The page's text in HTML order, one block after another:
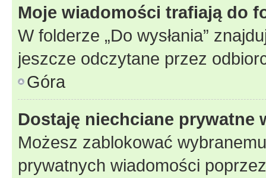
Moje wiadomości trafiają do
W folderze „Do wysłania”
jeszcze odczytane przez
Góra
Dostaję niechciane prywatne
Możesz zablokować
prywatnych wiadomości